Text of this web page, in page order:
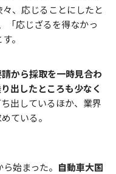
、応じることにしたと
「応じざるを得なかっ
。
から採取を一時見合わ
出したところも少なく
出しているほか、業界
ている。
始まった。 自動車大国